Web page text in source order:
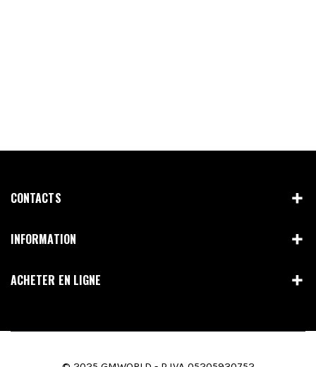
CONTACTS
INFORMATION
ACHETER EN LIGNE